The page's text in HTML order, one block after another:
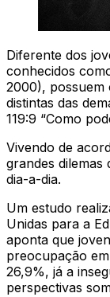
Diferente dos
conhecidos
2000), possuem
distintas das
119:9 “Como
Vivendo de
grandes dilemas
dia-a-dia.
Um estudo
Unidas para a
aponta que
preocupação
26,9%, já a
perspectivas